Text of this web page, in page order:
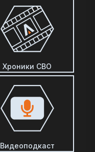
Хроники СВО
Видеоподкаст